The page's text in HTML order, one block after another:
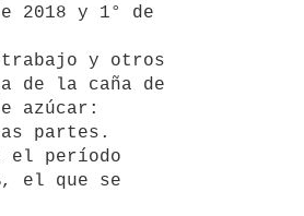
2018 y 1° de
trabajo y otros
de la caña de
azúcar:
partes.
el período
el que se